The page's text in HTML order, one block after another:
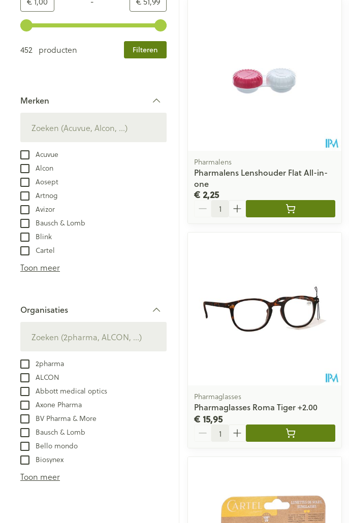
Gebruik de pijltjestoetsen links en rechts om de minimale en maximale prijswaarden
452 producten
Filteren
Merken
Acuvue
Alcon
Aosept
Artnog
Avizor
Bausch & Lomb
Blink
Cartel
Toon meer
Organisaties
2pharma
ALCON
Abbott medical optics
Axone Pharma
BV Pharma & More
Bausch & Lomb
Bello mondo
Biosynex
Toon meer
Pharmalens
Pharmalens Lenshouder Flat All-in-
one
€ 2,25
Pharmaglasses
Pharmaglasses Roma Tiger +2.00
€ 15,95